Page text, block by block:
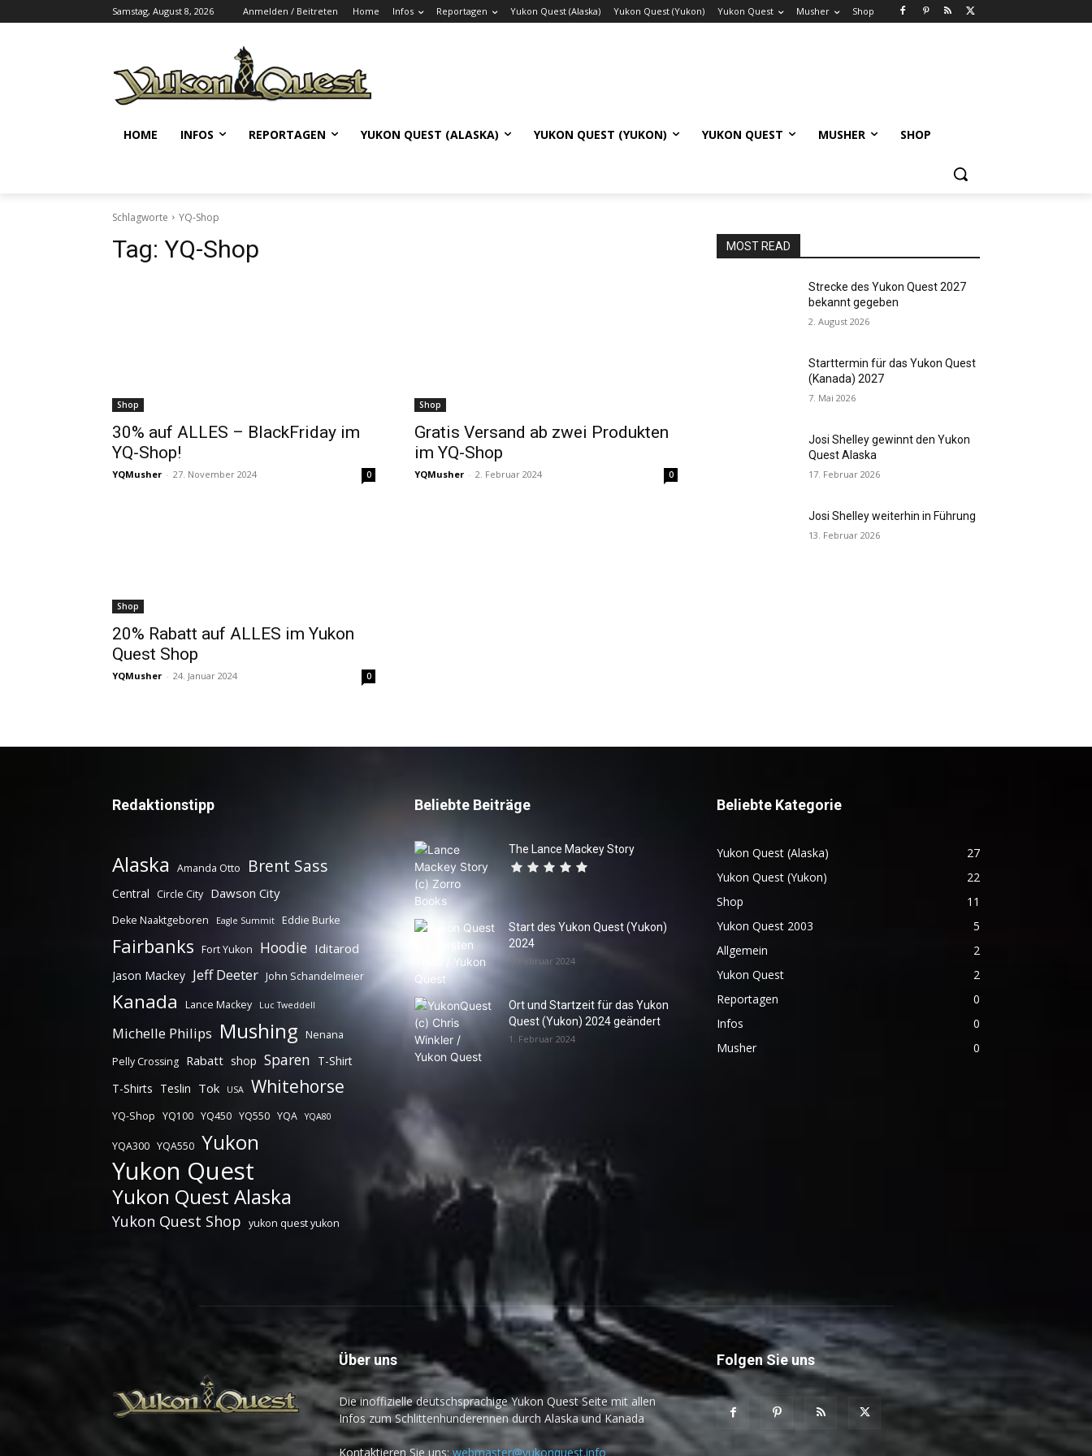
Samstag, August 8, 2026 Anmelden / Beitreten Home Infos Reportagen Yukon Quest (Alaska) Yukon Quest (Yukon) Yukon Quest Musher Shop
HOME INFOS REPORTAGEN YUKON QUEST (ALASKA) YUKON QUEST (YUKON) YUKON QUEST MUSHER SHOP
Schlagworte YQ-Shop
Tag: YQ-Shop
Shop
30% auf ALLES – BlackFriday im
YQ-Shop!
YQMusher - 27. November 2024 0
Shop
Gratis Versand ab zwei Produkten
im YQ-Shop
YQMusher - 2. Februar 2024 0
Shop
20% Rabatt auf ALLES im Yukon
Quest Shop
YQMusher - 24. Januar 2024 0
MOST READ
Strecke des Yukon Quest 2027
bekannt gegeben
2. August 2026
Starttermin für das Yukon Quest
(Kanada) 2027
7. Mai 2026
Josi Shelley gewinnt den Yukon
Quest Alaska
17. Februar 2026
Josi Shelley weiterhin in Führung
13. Februar 2026
Redaktionstipp
Alaska Amanda Otto Brent Sass
Central Circle City Dawson City
Deke Naaktgeboren Eagle Summit Eddie Burke
Fairbanks Fort Yukon Hoodie Iditarod
Jason Mackey Jeff Deeter John Schandelmeier
Kanada Lance Mackey Luc Tweddell
Michelle Philips Mushing
Nenana
Pelly Crossing Rabatt shop Sparen T-Shirt
T-Shirts Teslin Tok USA Whitehorse
YQ-Shop YQ100 YQ450 YQ550 YQA YQA80
YQA300 YQA550 Yukon
Yukon Quest
Yukon Quest Alaska
Yukon Quest Shop yukon quest yukon
Beliebte Beiträge
The Lance Mackey Story
Start des Yukon Quest (Yukon)
2024
4. Februar 2024
Ort und Startzeit für das Yukon
Quest (Yukon) 2024 geändert
1. Februar 2024
Beliebte Kategorie
Yukon Quest (Alaska)
27
Yukon Quest (Yukon)
22
Shop
11
Yukon Quest 2003
5
Allgemein
2
Yukon Quest
2
Reportagen
0
Infos
0
Musher
0
Über uns
Die inoffizielle deutschsprachige Yukon Quest Seite mit allen
Infos zum Schlittenhunderennen durch Alaska und Kanada
Kontaktieren Sie uns: webmaster@yukonquest.info
Folgen Sie uns